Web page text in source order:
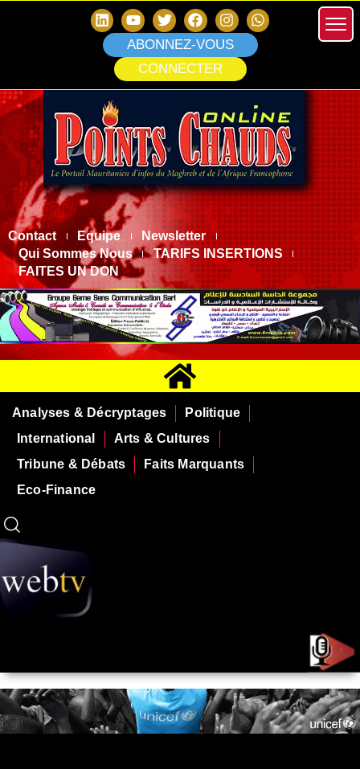
ABONNEZ-VOUS
CONNECTER
Contact Equipe
Newsletter
Qui Sommes Nous
TARIFS INSERTIONS
FAITES UN DON
Analyses & Décryptages
Politique
International
Arts & Cultures
Tribune & Débats
Faits Marquants
Eco-Finance